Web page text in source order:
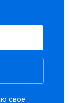
свое